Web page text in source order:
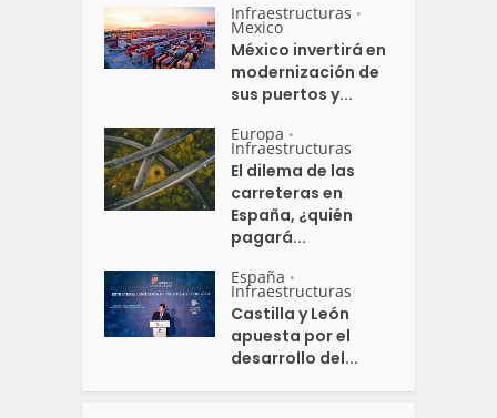
Infraestructuras •
Mexico
México invertirá en
modernización de
sus puertos y...
Europa •
Infraestructuras
El dilema de las
carreteras en
España, ¿quién
pagará...
España •
Infraestructuras
Castilla y León
apuesta por el
desarrollo del...